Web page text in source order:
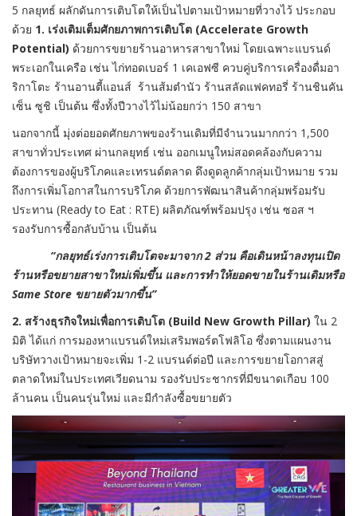
5 กลยุทธ์ ผลักดันการเติบโตให้เป็นไปตามเป้าหมายที่วางไว้ ประกอบ
ด้วย 1. เร่งเติมเต็มศักยภาพการเติบโต (Accelerate Growth
Potential) ด้วยการขยายร้านอาหารสาขาใหม่ โดยเฉพาะแบรนด์
พระเอกในเครือ เช่น ไก่ทอดเบอร์ 1 เคเอฟซี ควบคู่บริการเครื่องดื่มอา
ริกาโตะ ร้านอานตี้แอนส์ ร้านส้มตำนัว ร้านสลัดแฟคทอรี่ ร้านชินคัน
เซ็น ซูชิ เป็นต้น ซึ่งทั้งปีวางไว้ไม่น้อยกว่า 150 สาขา
นอกจากนี้ มุ่งต่อยอดศักยภาพของร้านเดิมที่มีจำนวนมากกว่า 1,500
สาขาทั่วประเทศ ผ่านกลยุทธ์ เช่น ออกเมนูใหม่สอดคล้องกับความ
ต้องการของผู้บริโภคและเทรนด์ตลาด ดึงดูดลูกค้ากลุ่มเป้าหมาย รวม
ถึงการเพิ่มโอกาสในการบริโภค ด้วยการพัฒนาสินค้ากลุ่มพร้อมรับ
ประทาน (Ready to Eat : RTE) ผลิตภัณฑ์พร้อมปรุง เช่น ซอส ฯ
รองรับการซื้อกลับบ้าน เป็นต้น
“กลยุทธ์เร่งการเติบโตจะมาจาก 2 ส่วน คือเดินหน้าลงทุนเปิด
ร้านหรือขยายสาขาใหม่เพิ่มขึ้น และการทำให้ยอดขายในร้านเดิมหรือ
Same Store ขยายตัวมากขึ้น”
2. สร้างธุรกิจใหม่เพื่อการเติบโต (Build New Growth Pillar) ใน 2
มิติ ได้แก่ การมองหาแบรนด์ใหม่เสริมพอร์ตโฟลิโอ ซึ่งตามแผนงาน
บริษัทวางเป้าหมายจะเพิ่ม 1-2 แบรนด์ต่อปี และการขยายโอกาสสู่
ตลาดใหม่ในประเทศเวียดนาม รองรับประชากรที่มีขนาดเกือบ 100
ล้านคน เป็นคนรุ่นใหม่ และมีกำลังซื้อขยายตัว